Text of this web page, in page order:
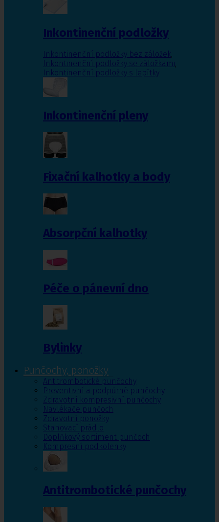
Inkontinenční podložky
Inkontinenční podložky bez záložek,
Inkontinenční podložky se záložkami,
Inkontinenční podložky s lepítky
Inkontinenční pleny
Fixační kalhotky a body
Absorpční kalhotky
Péče o pánevní dno
Bylinky
Punčochy, ponožky
Antitrombotické punčochy
Preventivní a podpůrné punčochy
Zdravotní kompresivní punčochy
Navlékače punčoch
Zdravotní ponožky
Stahovací prádlo
Doplňkový sortiment punčoch
Kompresní podkolenky
Antitrombotické punčochy